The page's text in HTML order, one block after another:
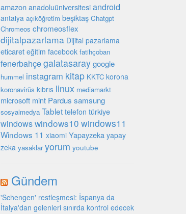
amazon anadoluüniversitesi android
antalya açıköğretim beşiktaş Chatgpt
Chromeos chromeosflex
dijitalpazarlama Dijital pazarlama
eticaret eğitim facebook fatihçoban
fenerbahçegalatasaray google
hummel instagram kitap KKTC korona
koronavirüs kıbrıs linux mediamarkt
microsoft mint Pardus samsung
sosyalmedya Tablet telefon türkiye
windowswindows10 windows11
Windows 11 xiaomi Yapayzeka yapay
zeka yasaklar yorum youtube
Gündem
'Schengen' restleşmesi: İspanya da
İtalya'dan gelenleri sınırda kontrol edecek